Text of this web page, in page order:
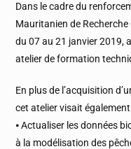
Dans le cadre du
Mauritanien de
du 07 au 21 janvier 2019,
atelier de formation
En plus de l’acquisition
cet atelier visait
⦁ Actualiser les données
à la modélisation des